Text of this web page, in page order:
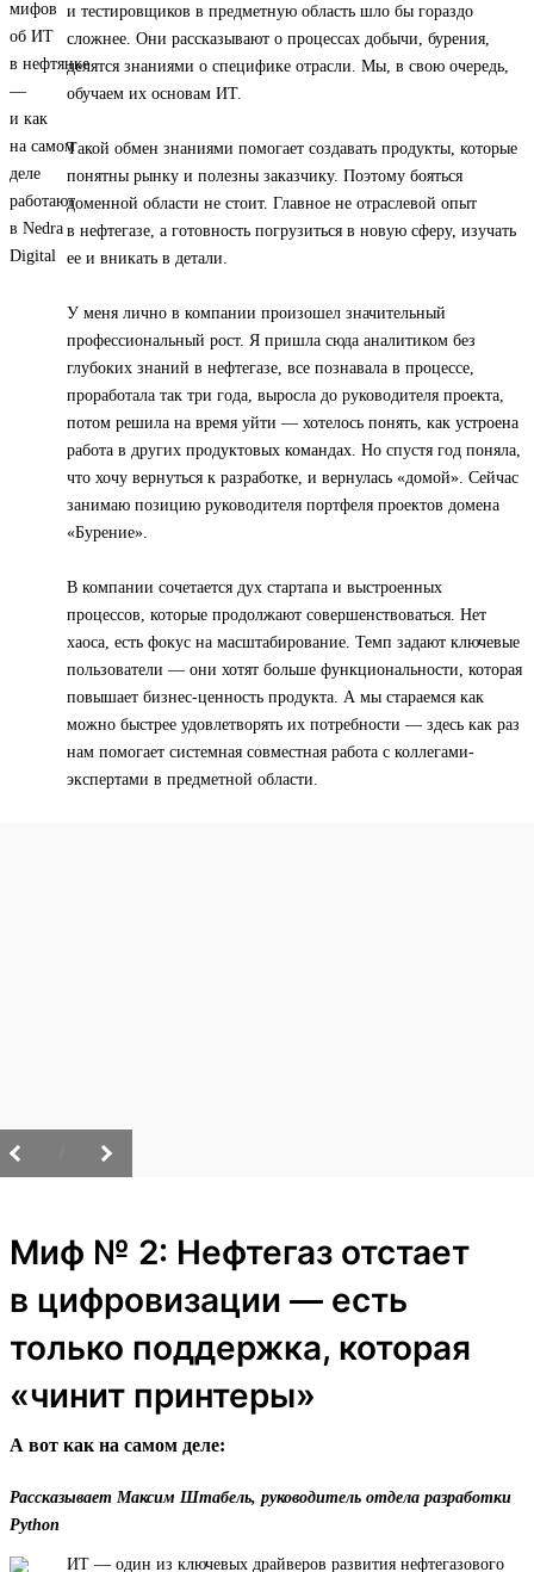
и тестировщиков в предметную область шло бы гораздо
сложнее. Они рассказывают о процессах добычи, бурения,
делятся знаниями о специфике отрасли. Мы, в свою очередь,
обучаем их основам ИТ.
Такой обмен знаниями помогает создавать продукты, которые
понятны рынку и полезны заказчику. Поэтому бояться
доменной области не стоит. Главное не отраслевой опыт
в нефтегазе, а готовность погрузиться в новую сферу, изучать
ее и вникать в детали.
У меня лично в компании произошел значительный
профессиональный рост. Я пришла сюда аналитиком без
глубоких знаний в нефтегазе, все познавала в процессе,
проработала так три года, выросла до руководителя проекта,
потом решила на время уйти — хотелось понять, как устроена
работа в других продуктовых командах. Но спустя год поняла,
что хочу вернуться к разработке, и вернулась «домой». Сейчас
занимаю позицию руководителя портфеля проектов домена
«Бурение».
В компании сочетается дух стартапа и выстроенных
процессов, которые продолжают совершенствоваться. Нет
хаоса, есть фокус на масштабирование. Темп задают ключевые
пользователи — они хотят больше функциональности, которая
повышает бизнес-ценность продукта. А мы стараемся как
можно быстрее удовлетворять их потребности — здесь как раз
нам помогает системная совместная работа с коллегами-
экспертами в предметной области.
Миф № 2: Нефтегаз отстает
в цифровизации — есть
только поддержка, которая
«чинит принтеры»
А вот как на самом деле:
Рассказывает Максим Штабель, руководитель отдела разработки
Python
ИТ — один из ключевых драйверов развития нефтегазового